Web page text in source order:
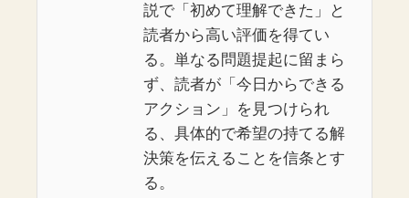
説で「初めて理解できた」と
読者から高い評価を得てい
る。単なる問題提起に留まら
ず、読者が「今日からできる
アクション」を見つけられ
る、具体的で希望の持てる解
決策を伝えることを信条とす
る。